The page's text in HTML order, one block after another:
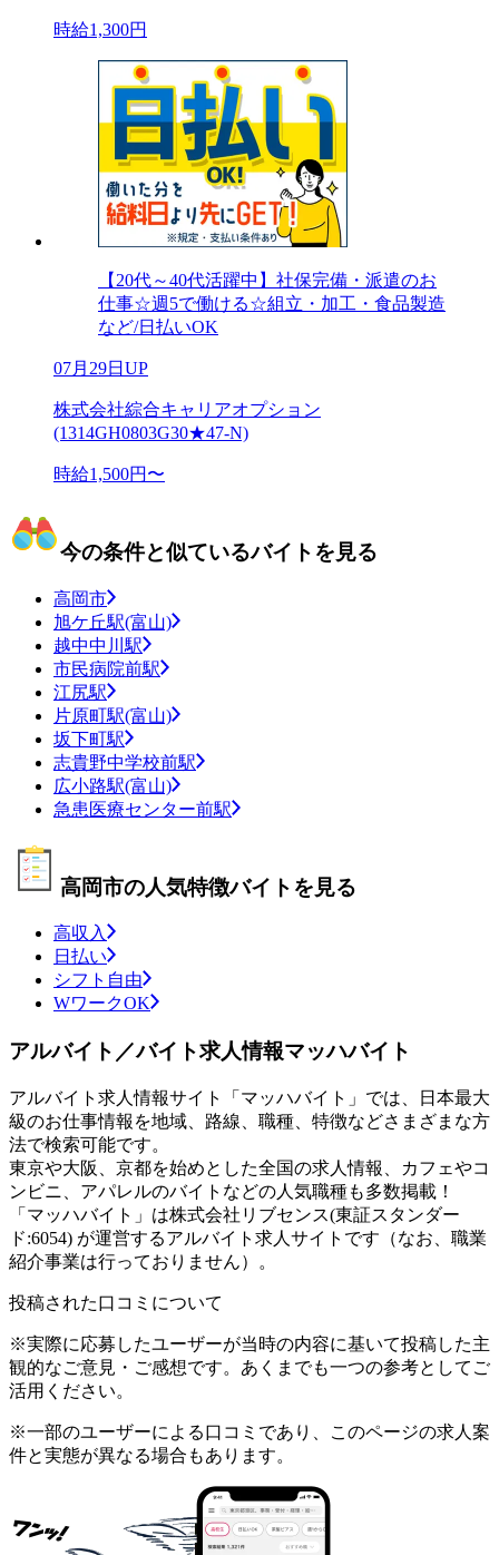
時給1,300円
【20代～40代活躍中】社保完備・派遣のお
仕事☆週5で働ける☆組立・加工・食品製造
など/日払いOK
07月29日UP
株式会社綜合キャリアオプション
(1314GH0803G30★47-N)
時給1,500円〜
今の条件と似ているバイトを見る
高岡市
旭ケ丘駅(富山)
越中中川駅
市民病院前駅
江尻駅
片原町駅(富山)
坂下町駅
志貴野中学校前駅
広小路駅(富山)
急患医療センター前駅
高岡市の人気特徴バイトを見る
高収入
日払い
シフト自由
WワークOK
アルバイト／バイト求人情報マッハバイト
アルバイト求人情報サイト「マッハバイト」では、日本最大
級のお仕事情報を地域、路線、職種、特徴などさまざまな方
法で検索可能です。
東京や大阪、京都を始めとした全国の求人情報、カフェやコ
ンビニ、アパレルのバイトなどの人気職種も多数掲載！
「マッハバイト」は株式会社リブセンス(東証スタンダー
ド:6054) が運営するアルバイト求人サイトです（なお、職業
紹介事業は行っておりません）。
投稿された口コミについて
※実際に応募したユーザーが当時の内容に基いて投稿した主
観的なご意見・ご感想です。あくまでも一つの参考としてご
活用ください。
※一部のユーザーによる口コミであり、このページの求人案
件と実態が異なる場合もあります。